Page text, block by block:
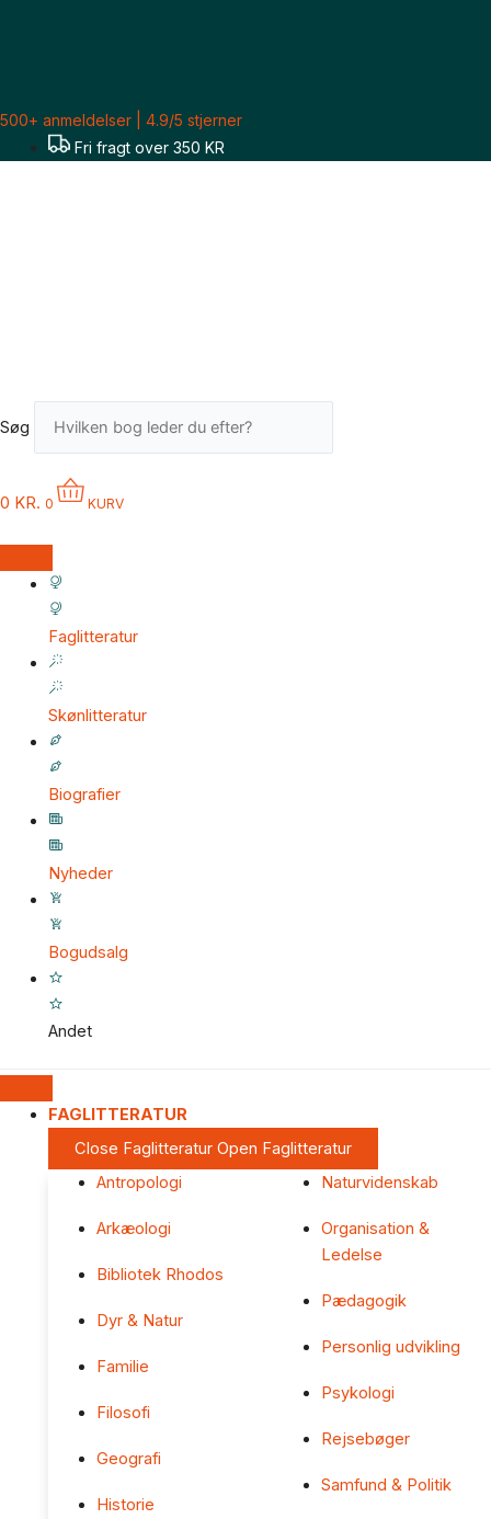
500+ anmeldelser | 4.9/5 stjerner
Fri fragt over 350 KR
Søg
0 KR. 0 KURV
Faglitteratur
Skønlitteratur
Biografier
Nyheder
Bogudsalg
Andet
FAGLITTERATUR
Close Faglitteratur Open Faglitteratur
Antropologi
Arkæologi
Bibliotek Rhodos
Dyr & Natur
Familie
Filosofi
Geografi
Historie
Naturvidenskab
Organisation &
Ledelse
Pædagogik
Personlig udvikling
Psykologi
Rejsebøger
Samfund & Politik